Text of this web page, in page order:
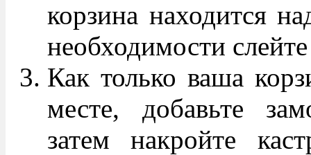
корзина находится
необходимости
Как только ваша
месте, добавьте
затем накройте